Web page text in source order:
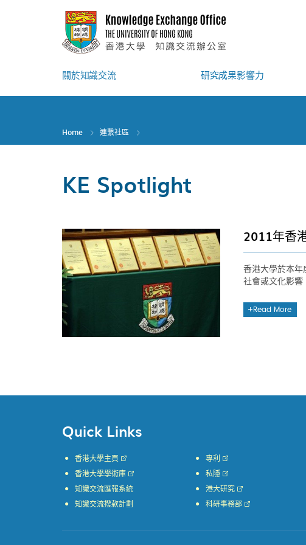
關於知識交流 研究成果影響力
Home 連繫社區
KE Spotlight
2011年香
香港大學於本年
社會或文化影響
Read More
Quick Links
香港大學主頁
香港大學學術庫
知識交流匯報系統
知識交流撥款計劃
專利
私隱
港大研究
科研事務部